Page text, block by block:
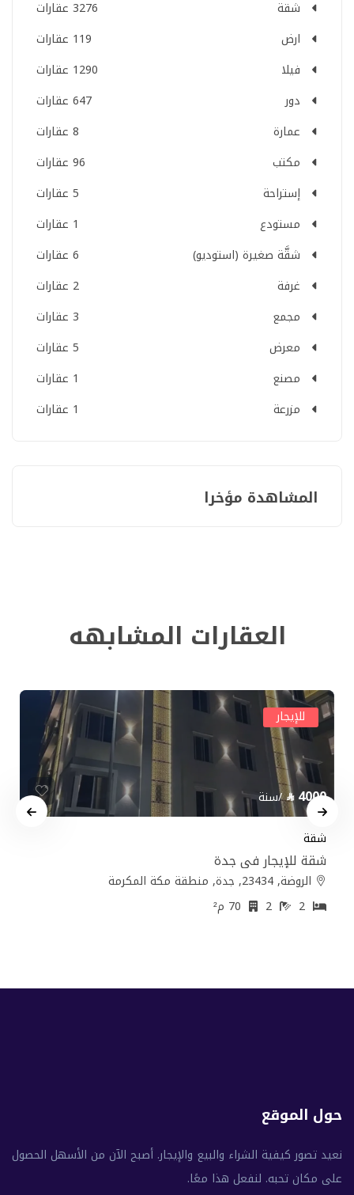
شقة
3276 عقارات
ارض
119 عقارات
فيلا
1290 عقارات
دور
647 عقارات
عمارة
8 عقارات
مكتب
96 عقارات
إستراحة
5 عقارات
مستودع
1 عقارات
شقَّة صغيرة (استوديو)
6 عقارات
غرفة
2 عقارات
مجمع
3 عقارات
معرض
5 عقارات
مصنع
1 عقارات
مزرعة
1 عقارات
المشاهدة مؤخرا
العقارات المشابهه
للإيجار
4000 /سنة
شقة
شقة للإيجار في جدة
الروضة, 23434, جدة, منطقة مكة المكرمة
2
2
حول الموقع
نعيد تصور كيفية الشراء والبيع والإيجار. أصبح الآن من الأسهل الحصول
على مكان تحبه. لنفعل هذا معًا.